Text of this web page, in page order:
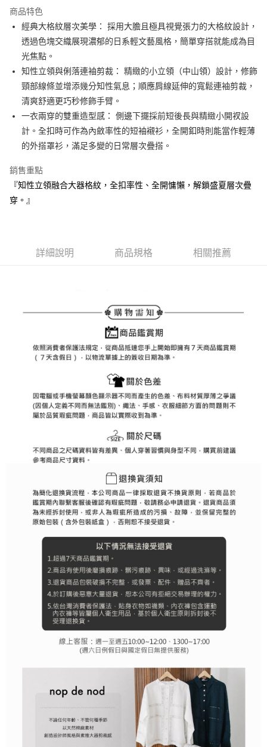
悠遊付
大哥付你分期
相關說明
【大哥付你分期使用說明】
1.本服務由台灣大哥大提供，台灣大哥大用戶可立即使用無須另外申請。
2.付款方式選擇「大哥付你分期」，訂單成立後會自動跳轉到大哥付的交易
流程，驗證手機門號後，選擇欲分期的期數、繳款截止日，確認付款後即完
成交易。
3.實際核准額度、可分期數及費用金額請依後續交易確認頁面所載為準。
4.訂單成立30分鐘內，如未前往確認交易或遇審核未通過，訂單將自動取
消。如遇「轉專審核」未通過狀況，表示未達大哥付你分期系統評分，恕無
1.分期款項不併入電信帳單，「大哥付你分期」於每月結算日後寄送繳費提
醒簡訊。
2.透過簡訊連結打開帳單後，可選擇「超商條碼／台灣大直營門市／銀行轉
帳／街口支付／iPASS MONEY」等通路繳費。
用戶於交易時，得透過本服務購買商品或服務，並由商店將買賣／分期付款
3.完整用戶服務條款，請詳閱以下連結：https://oppay.tw/userRule
AFTEE先享後付
相關說明
【關於「AFTEE先享後付」】
AFTEE先享後付是「在收到商品之後才付款」的支付方式。 讓您購物簡單
便利好安心！
１．簡單：不需註冊會員、不需綁卡、不需儲值。
２．便利：只要手機號碼，簡訊認證，即可結帳。
【「AFTEE先享後付」結帳流程】
１．於結帳方式選擇「AFTEE先享後付」後，將跳轉至「AFTEE先享後付」
結帳頁面，進行簡訊認證並確認金額後，即可完成結帳。
購買商品的店家。未經商家同意取消之訂單仍視為有效，需透過AFTEE先享
１．透過由恩沛科技股份有限公司提供之「AFTEE先享後付」服務完成之交
易，需依本服務之必要範圍內提供個人資料，並將交易相關給付款項請求債
權轉讓予恩沛科技股份有限公司。
２．關於個人資料處理事宜，請瀏覽以下網址：
３．未成年的使用者請事先徵得法定代理人或監護人之同意方可使用
「AFTEE先享後付」，若未經同意申辦者引起之損失，本公司不負相關責
４．使用「AFTEE先享後付」時，將依據個別帳號之用戶狀況，依本公司即
５．嚴禁一人註冊多個帳號或使用他人資訊註冊。若發現惡意使用之情形，
恩沛科技股份有限公司將有權停止該用戶之使用額度並採取法律行動。
ATM付款
運送方式
付款後全家取貨
7-11取貨付款
付款後7-11取貨
免運費
免運費
商品特色
經典大格紋層次美學： 採用大膽且極具視覺張力的大格紋設計，
透過色塊交織展現濃郁的日系輕文藝風格，簡單穿搭就能成為目
光焦點。
知性立領與俐落連袖剪裁： 精緻的小立領（中山領）設計，修飾
頸部線條並增添幾分知性氣息；順應肩線延伸的寬鬆連袖剪裁，
清爽舒適更巧秒修飾手臂。
一衣兩穿的雙重造型感： 側邊下擺採前短後長與精緻小開衩設
計。全扣時可作為內斂率性的短袖襯衫，全開釦時則能當作輕薄
的外搭罩衫，滿足多變的日常層次疊搭。
銷售重點
『知性立領融合大器格紋，全扣率性、全開慵懶，解鎖盛夏層次疊
穿。』
詳細說明 商品規格 相關推薦